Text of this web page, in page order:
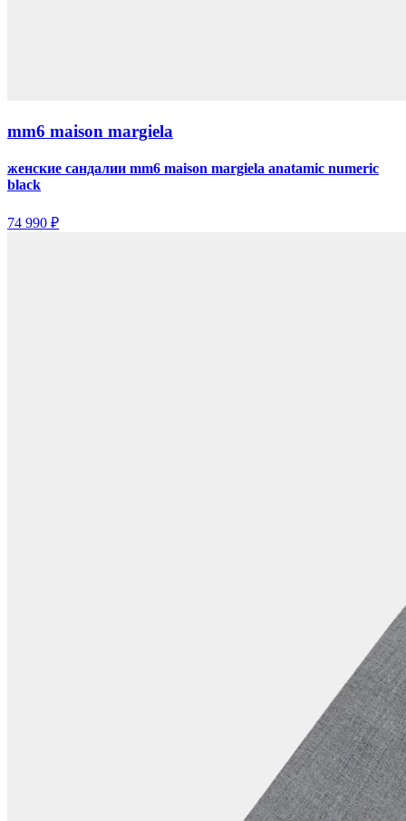
mm6 maison margiela
женские сандалии mm6 maison margiela anatamic numeric
black
74 990 ₽